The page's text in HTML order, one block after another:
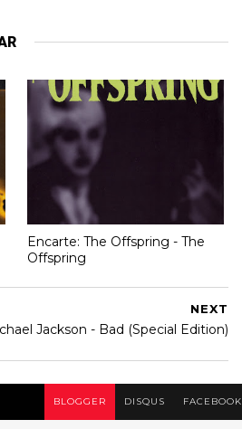
Encarte: The Offspring - The
Offspring
NEXT
Jackson - Bad (Special Edition)
BLOGGER DISQUS FACEBOOK